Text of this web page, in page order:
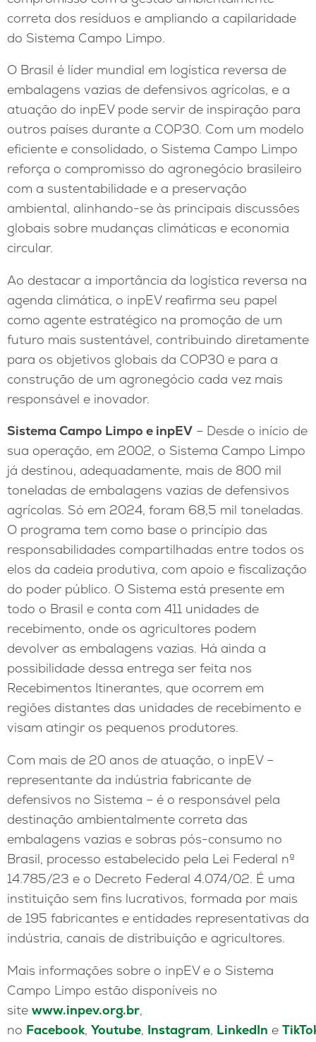
correta dos resíduos e ampliando a capilaridade
do Sistema Campo Limpo.
O Brasil é líder mundial em logística reversa de
embalagens vazias de defensivos agrícolas, e a
atuação do inpEV pode servir de inspiração para
outros países durante a COP30. Com um modelo
eficiente e consolidado, o Sistema Campo Limpo
reforça o compromisso do agronegócio brasileiro
com a sustentabilidade e a preservação
ambiental, alinhando-se às principais discussões
globais sobre mudanças climáticas e economia
circular.
Ao destacar a importância da logística reversa na
agenda climática, o inpEV reafirma seu papel
como agente estratégico na promoção de um
futuro mais sustentável, contribuindo diretamente
para os objetivos globais da COP30 e para a
construção de um agronegócio cada vez mais
responsável e inovador.
Sistema Campo Limpo e inpEV – Desde o início de
sua operação, em 2002, o Sistema Campo Limpo
já destinou, adequadamente, mais de 800 mil
toneladas de embalagens vazias de defensivos
agrícolas. Só em 2024, foram 68,5 mil toneladas.
O programa tem como base o princípio das
responsabilidades compartilhadas entre todos os
elos da cadeia produtiva, com apoio e fiscalização
do poder público. O Sistema está presente em
todo o Brasil e conta com 411 unidades de
recebimento, onde os agricultores podem
devolver as embalagens vazias. Há ainda a
possibilidade dessa entrega ser feita nos
Recebimentos Itinerantes, que ocorrem em
regiões distantes das unidades de recebimento e
visam atingir os pequenos produtores.
Com mais de 20 anos de atuação, o inpEV –
representante da indústria fabricante de
defensivos no Sistema – é o responsável pela
destinação ambientalmente correta das
embalagens vazias e sobras pós-consumo no
Brasil, processo estabelecido pela Lei Federal nº
14.785/23 e o Decreto Federal 4.074/02. É uma
instituição sem fins lucrativos, formada por mais
de 195 fabricantes e entidades representativas da
indústria, canais de distribuição e agricultores.
Mais informações sobre o inpEV e o Sistema
Campo Limpo estão disponíveis no
site www.inpev.org.br,
no Facebook, Youtube, Instagram, LinkedIn e